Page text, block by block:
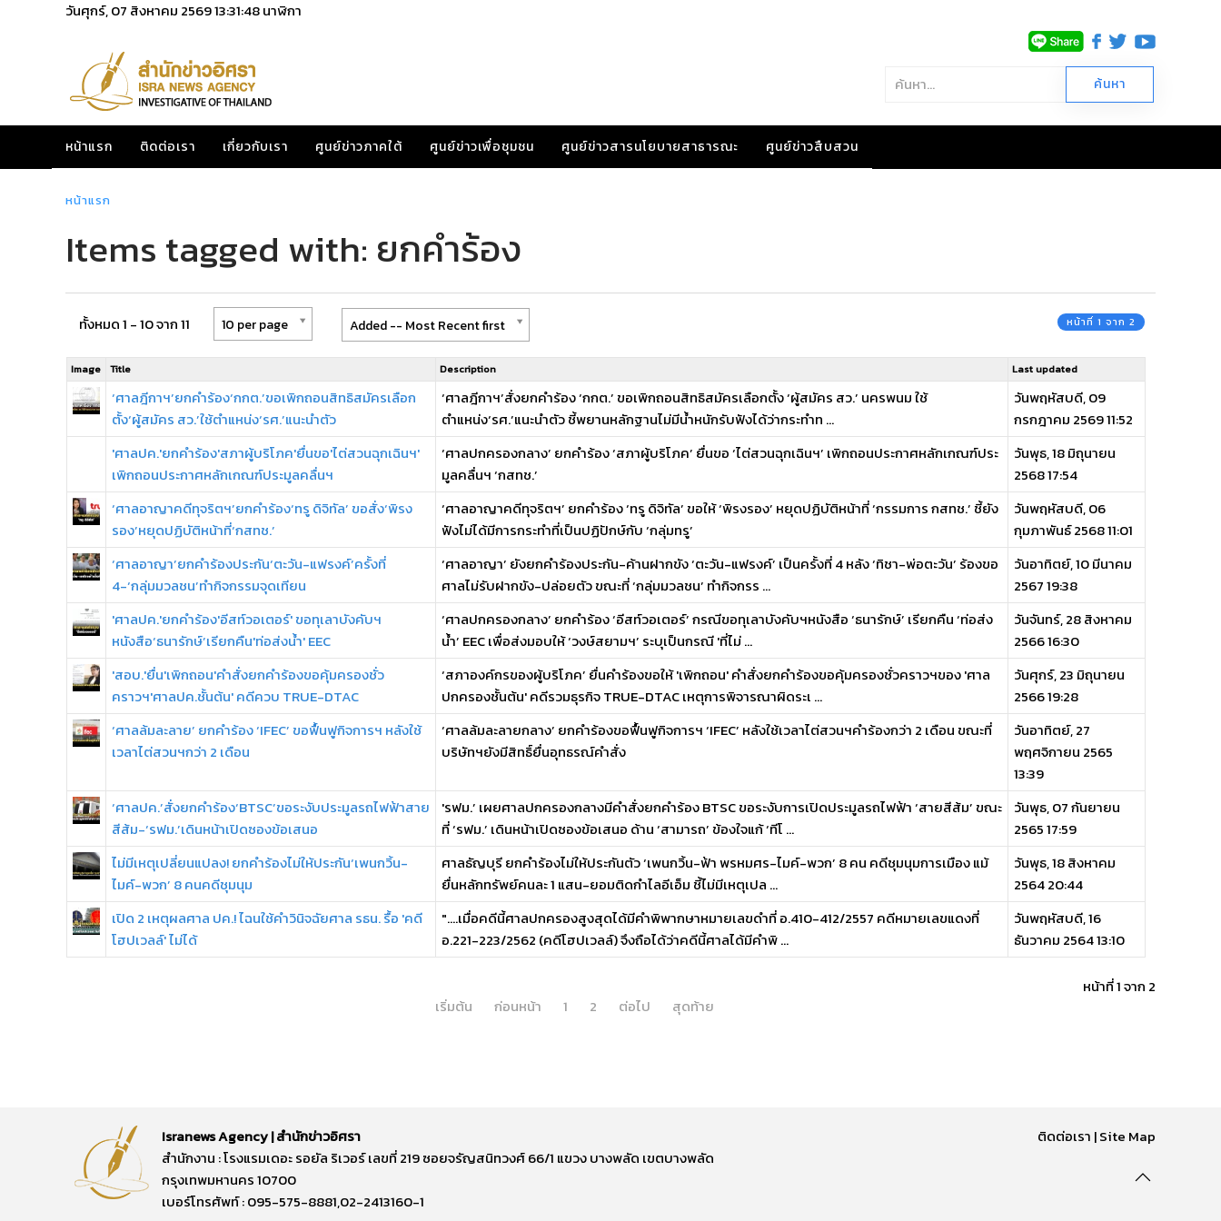
วันศุกร์, 07 สิงหาคม 256913:31:48นาฬิกา
หน้าแรก ติดต่อเรา เกี่ยวกับเรา ศูนย์ข่าวภาคใต้ ศูนย์ข่าวเพื่อชุมชน ศูนย์ข่าวสารนโยบายสาธารณะ ศูนย์ข่าวสืบสวน
หน้าแรก
Items tagged with: ยกคำร้อง
ทั้งหมด 1 - 10 จาก 11 10 per page Added -- Most Recent first หน้าที่ 1 จาก 2
Image Title Description Last updated
‘ศาลฎีกาฯ’ยกคำร้อง‘กกต.’ขอเพิกถอนสิทธิสมัครเลือก
ตั้ง‘ผู้สมัคร สว.’ใช้ตำแหน่ง‘รศ.’แนะนำตัว
‘ศาลฎีกาฯ’สั่งยกคำร้อง ‘กกต.’ ขอเพิกถอนสิทธิสมัครเลือกตั้ง ‘ผู้สมัคร สว.’ นครพนม ใช้
ตำแหน่ง‘รศ.’แนะนำตัว ชี้พยานหลักฐานไม่มีน้ำหนักรับฟังได้ว่ากระทำท ...
วันพฤหัสบดี, 09
กรกฎาคม 2569 11:52
'ศาลปค.'ยกคำร้อง'สภาผู้บริโภค'ยื่นขอ'ไต่สวนฉุกเฉินฯ'
เพิกถอนประกาศหลักเกณฑ์ประมูลคลื่นฯ
‘ศาลปกครองกลาง’ ยกคำร้อง ‘สภาผู้บริโภค’ ยื่นขอ ‘ไต่สวนฉุกเฉินฯ’ เพิกถอนประกาศหลักเกณฑ์ประ
มูลคลื่นฯ ‘กสทช.’
วันพุธ, 18 มิถุนายน
2568 17:54
‘ศาลอาญาคดีทุจริตฯ’ยกคำร้อง‘ทรู ดิจิทัล’ ขอสั่ง‘พิรง
รอง’หยุดปฏิบัติหน้าที่‘กสทช.’
‘ศาลอาญาคดีทุจริตฯ’ ยกคำร้อง ‘ทรู ดิจิทัล’ ขอให้ ‘พิรงรอง’ หยุดปฏิบัติหน้าที่ ‘กรรมการ กสทช.’ ชี้ยัง
ฟังไม่ได้มีการกระทำที่เป็นปฏิปักษ์กับ ‘กลุ่มทรู’
วันพฤหัสบดี, 06
กุมภาพันธ์ 2568 11:01
‘ศาลอาญา’ยกคำร้องประกัน‘ตะวัน-แฟรงค์’ครั้งที่
4-‘กลุ่มมวลชน’ทำกิจกรรมจุดเทียน
‘ศาลอาญา’ ยังยกคำร้องประกัน-ค้านฝากขัง ‘ตะวัน-แฟรงค์’ เป็นครั้งที่ 4 หลัง ‘ทิชา-พ่อตะวัน’ ร้องขอ
ศาลไม่รับฝากขัง-ปล่อยตัว ขณะที่ ‘กลุ่มมวลชน’ ทำกิจกรร ...
วันอาทิตย์, 10 มีนาคม
2567 19:38
'ศาลปค.'ยกคำร้อง'อีสท์วอเตอร์' ขอทุเลาบังคับฯ
หนังสือ‘ธนารักษ์’เรียกคืน'ท่อส่งน้ำ' EEC
‘ศาลปกครองกลาง’ ยกคำร้อง ‘อีสท์วอเตอร์’ กรณีขอทุเลาบังคับฯหนังสือ ‘ธนารักษ์’ เรียกคืน ‘ท่อส่ง
น้ำ’ EEC เพื่อส่งมอบให้ ‘วงษ์สยามฯ’ ระบุเป็นกรณี 'ที่ไม่ ...
วันจันทร์, 28 สิงหาคม
2566 16:30
'สอบ.'ยื่น'เพิกถอน'คำสั่งยกคำร้องขอคุ้มครองชั่ว
คราวฯ'ศาลปค.ชั้นต้น' คดีควบ TRUE-DTAC
‘สภาองค์กรของผู้บริโภค’ ยื่นคำร้องขอให้ 'เพิกถอน' คำสั่งยกคำร้องขอคุ้มครองชั่วคราวฯของ 'ศาล
ปกครองชั้นต้น' คดีรวมธุรกิจ TRUE-DTAC เหตุการพิจารณาผิดระเ ...
วันศุกร์, 23 มิถุนายน
2566 19:28
‘ศาลล้มละลาย’ ยกคำร้อง ‘IFEC’ ขอฟื้นฟูกิจการฯ หลังใช้
เวลาไต่สวนฯกว่า 2 เดือน
‘ศาลล้มละลายกลาง’ ยกคำร้องขอฟื้นฟูกิจการฯ ‘IFEC’ หลังใช้เวลาไต่สวนฯคำร้องกว่า 2 เดือน ขณะที่
บริษัทฯยังมีสิทธิ์ยื่นอุทธรณ์คำสั่ง
วันอาทิตย์, 27
พฤศจิกายน 2565
13:39
‘ศาลปค.’สั่งยกคำร้อง‘BTSC’ขอระงับประมูลรถไฟฟ้าสาย
สีส้ม-‘รฟม.’เดินหน้าเปิดซองข้อเสนอ
'รฟม.’ เผยศาลปกครองกลางมีคำสั่งยกคำร้อง BTSC ขอระงับการเปิดประมูลรถไฟฟ้า ‘สายสีส้ม’ ขณะ
ที่ ‘รฟม.’ เดินหน้าเปิดซองข้อเสนอ ด้าน ‘สามารถ’ ข้องใจแก้ ‘ทีโ ...
วันพุธ, 07 กันยายน
2565 17:59
ไม่มีเหตุเปลี่ยนแปลง! ยกคำร้องไม่ให้ประกัน‘เพนกวิ้น-
ไมค์-พวก’ 8 คนคดีชุมนุม
ศาลธัญบุรี ยกคำร้องไม่ให้ประกันตัว ‘เพนกวิ้น-ฟ้า พรหมศร-ไมค์-พวก’ 8 คน คดีชุมนุมการเมือง แม้
ยื่นหลักทรัพย์คนละ 1 แสน-ยอมติดกำไลอีเอ็ม ชี้ไม่มีเหตุเปล ...
วันพุธ, 18 สิงหาคม
2564 20:44
เปิด 2 เหตุผลศาล ปค.! ไฉนใช้คำวินิจฉัยศาล รธน. รื้อ 'คดี
โฮปเวลล์' ไม่ได้
"....เมื่อคดีนี้ศาลปกครองสูงสุดได้มีคำพิพากษาหมายเลขดำที่ อ.410-412/2557 คดีหมายเลขแดงที่
อ.221-223/2562 (คดีโฮปเวลล์) จึงถือได้ว่าคดีนี้ศาลได้มีคำพิ ...
วันพฤหัสบดี, 16
ธันวาคม 2564 13:10
หน้าที่ 1 จาก 2
เริ่มต้น
ก่อนหน้า 1 2 ต่อไป สุดท้าย
Isranews Agency | สำนักข่าวอิศรา
สำนักงาน : โรงแรมเดอะ รอยัล ริเวอร์ เลขที่ 219 ซอยจรัญสนิทวงศ์ 66/1 แขวง บางพลัด เขตบางพลัด
กรุงเทพมหานคร 10700
เบอร์โทรศัพท์ : 095-575-8881,02-2413160-1
ติดต่อเรา |Site Map